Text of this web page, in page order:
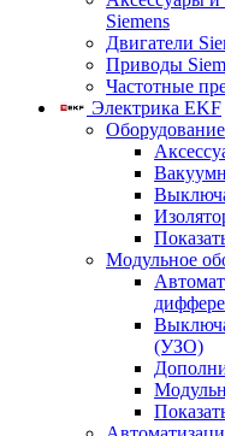
Siemens
Двигатели
Приводы
Частотные
Электрика EKF
Модульное
(УЗО)